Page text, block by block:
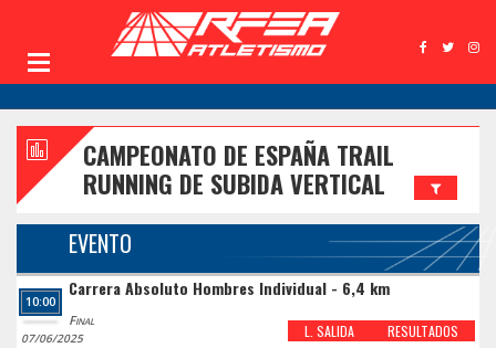
CAMPEONATO DE ESPAÑA TRAIL
RUNNING DE SUBIDA VERTICAL
EVENTO
10:00
Carrera Absoluto Hombres Individual - 6,4 km
Final
L. SALIDA RESULTADOS
07/06/2025